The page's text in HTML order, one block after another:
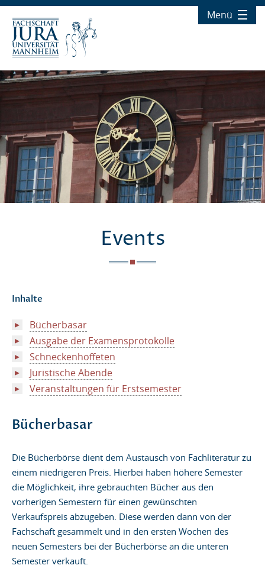
Menü
Aktuelles
Fachschaft
Über uns
Studium
Bachelor
Ergänzende Studien
Championsthrophy
FAQs
Events
Inhalte
Bücherbasar
Ausgabe der Examensprotokolle
Schneckenhoffeten
Juristische Abende
Veranstaltungen für Erstsemester
Bücherbasar
Die Bücherbörse dient dem Austausch von Fachliteratur zu
einem niedrigeren Preis. Hierbei haben höhere Semester
die Möglichkeit, ihre gebrauchten Bücher aus den
vorherigen Semestern für einen gewünschten
Verkaufspreis abzugeben. Diese werden dann von der
Fachschaft gesammelt und in den ersten Wochen des
neuen Semesters bei der Bücherbörse an die unteren
Semester verkauft.